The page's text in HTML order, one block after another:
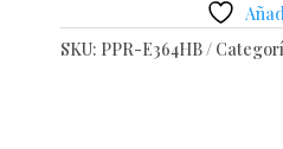
SKU: PPR-E364HB